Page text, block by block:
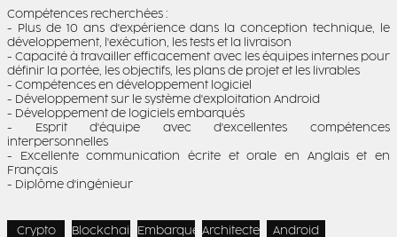
Compétences recherchées :
- Plus de 10 ans d'expérience dans la conception technique, le
développement, l'exécution, les tests et la livraison
- Capacité à travailler efficacement avec les équipes internes pour
définir la portée, les objectifs, les plans de projet et les livrables
- Compétences en développement logiciel
- Développement sur le système d'exploitation Android
- Développement de logiciels embarqués
- Esprit d'équipe avec d'excellentes compétences
interpersonnelles
- Excellente communication écrite et orale en Anglais et en
Français
- Diplôme d'ingénieur
Crypto Blockchain Embarqué Architecte
Android